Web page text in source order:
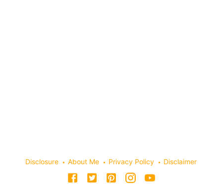
Disclosure About Me Privacy Policy Disclaimer